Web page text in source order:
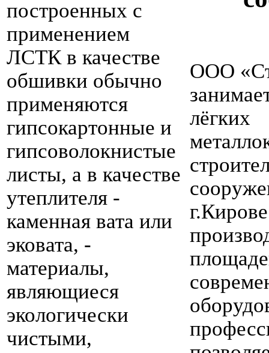
построенных с
применением
ЛСТК в качестве
обшивки обычно
применяются
гипсокартонные и
гипсоволокнистые
листы, а в качестве
утеплителя -
каменная вата или
эковата, -
материалы,
являющиеся
экологически
чистыми,
ООО
лёгких